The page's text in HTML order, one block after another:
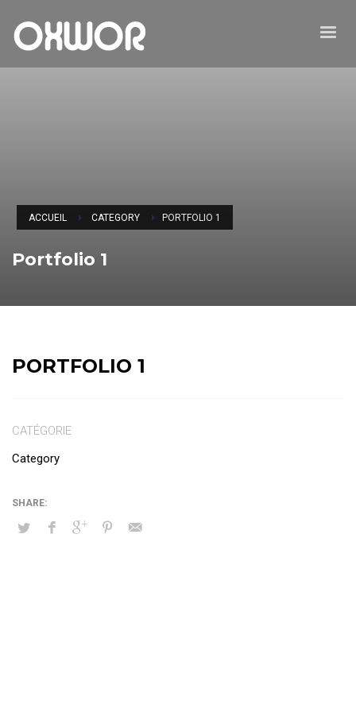
ACCUEIL CATEGORY PORTFOLIO 1
Portfolio 1
PORTFOLIO 1
CATÉGORIE
Category